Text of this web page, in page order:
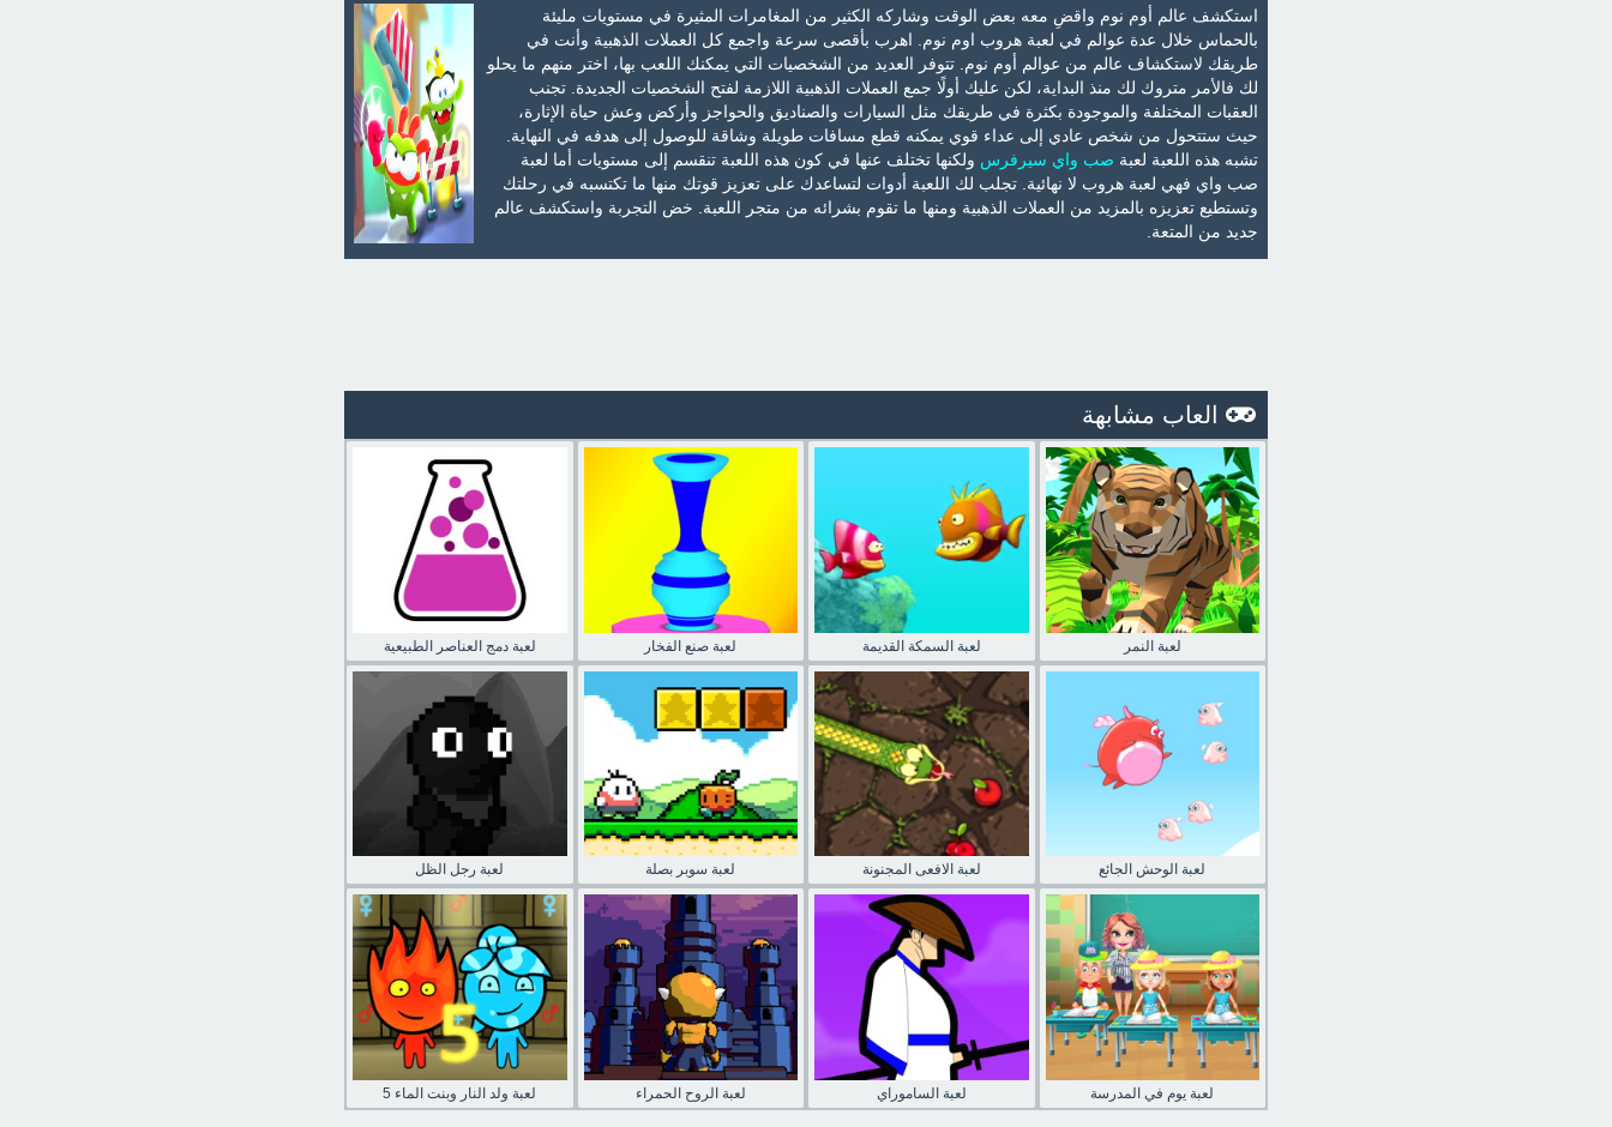
استكشف عالم أوم نوم واقضِ معه بعض الوقت وشاركه الكثير من المغامرات المثيرة في مستويات مليئة
بالحماس خلال عدة عوالم في لعبة هروب اوم نوم. اهرب بأقصى سرعة واجمع كل العملات الذهبية وأنت في
طريقك لاستكشاف عالم من عوالم أوم نوم. تتوفر العديد من الشخصيات التي يمكنك اللعب بها، اختر منهم ما يحلو
لك فالأمر متروك لك منذ البداية، لكن عليك أولًا جمع العملات الذهبية اللازمة لفتح الشخصيات الجديدة. تجنب
العقبات المختلفة والموجودة بكثرة في طريقك مثل السيارات والصناديق والحواجز وأركض وعش حياة الإثارة،
حيث ستتحول من شخص عادي إلى عداء قوي يمكنه قطع مسافات طويلة وشاقة للوصول إلى هدفه في النهاية.
تشبه هذه اللعبة لعبة صب واي سيرفرس ولكنها تختلف عنها في كون هذه اللعبة تنقسم إلى مستويات أما لعبة
صب واي فهي لعبة هروب لا نهائية. تجلب لك اللعبة أدوات لتساعدك على تعزيز قوتك منها ما تكتسبه في رحلتك
وتستطيع تعزيزه بالمزيد من العملات الذهبية ومنها ما تقوم بشرائه من متجر اللعبة. خض التجربة واستكشف عالم
جديد من المتعة.
العاب مشابهة
لعبة دمج العناصر الطبيعية لعبة صنع الفخار لعبة السمكة القديمة لعبة النمر
لعبة رجل الظل لعبة سوبر بصلة لعبة الافعى المجنونة لعبة الوحش الجائع
لعبة ولد النار وبنت الماء 5 لعبة الروح الحمراء لعبة الساموراي لعبة يوم في المدرسة